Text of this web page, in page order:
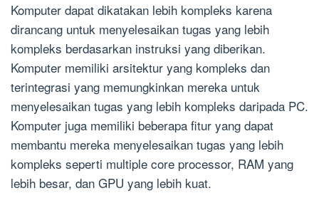
Komputer dapat dikatakan lebih kompleks karena
dirancang untuk menyelesaikan tugas yang lebih
kompleks berdasarkan instruksi yang diberikan.
Komputer memiliki arsitektur yang kompleks dan
terintegrasi yang memungkinkan mereka untuk
menyelesaikan tugas yang lebih kompleks daripada PC.
Komputer juga memiliki beberapa fitur yang dapat
membantu mereka menyelesaikan tugas yang lebih
kompleks seperti multiple core processor, RAM yang
lebih besar, dan GPU yang lebih kuat.